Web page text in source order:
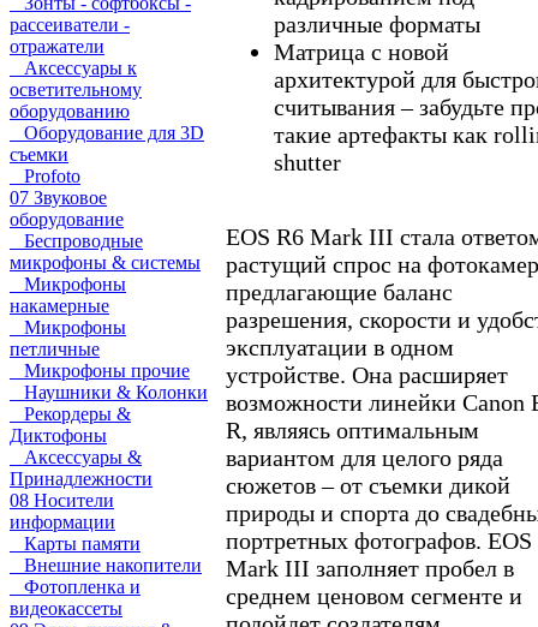
рассеиватели -
отражатели
Аксессуары к
осветительному
оборудованию
Оборудование для 3D
съемки
Profoto
07 Звуковое
оборудование
Беспроводные
микрофоны & системы
Микрофоны
накамерные
Микрофоны
петличные
Микрофоны прочие
Наушники & Колонки
Рекордеры &
Диктофоны
Аксессуары &
Принадлежности
08 Носители
информации
Карты памяти
Внешние накопители
Фотопленка и
видеокассеты
различные форматы
Матрица с новой
архитектурой для
считывания – забудьте
такие артефакты как
shutter
EOS R6 Mark III стала
растущий спрос на
предлагающие баланс
разрешения, скорости и
эксплуатации в одном
устройстве. Она расширяет
возможности линейки Canon
R, являясь оптимальным
вариантом для целого ряда
сюжетов – от съемки дикой
природы и спорта до
портретных фотографов. EOS
Mark III заполняет пробел в
среднем ценовом сегменте и